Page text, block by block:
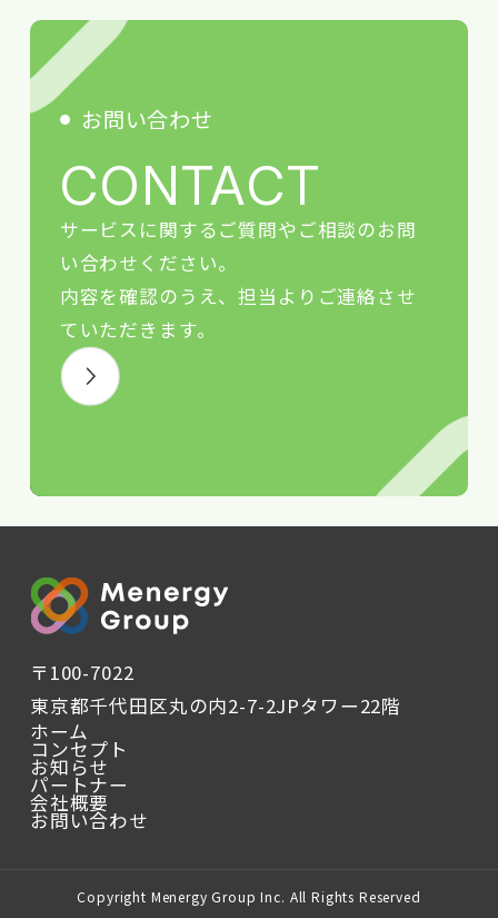
お問い合わせ
CONTACT
サービスに関するご質問やご相談のお問
い合わせください。
内容を確認のうえ、担当よりご連絡させ
ていただきます。
〒100-7022
東京都千代田区丸の内2-7-2JPタワー22階
ホーム
コンセプト
お知らせ
パートナー
会社概要
お問い合わせ
Copyright Menergy Group Inc. All Rights Reserved